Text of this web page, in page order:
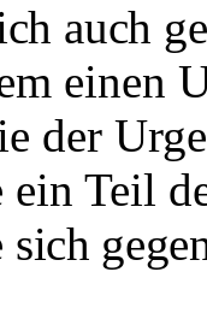
auch
einen
der
ein Teil
sich